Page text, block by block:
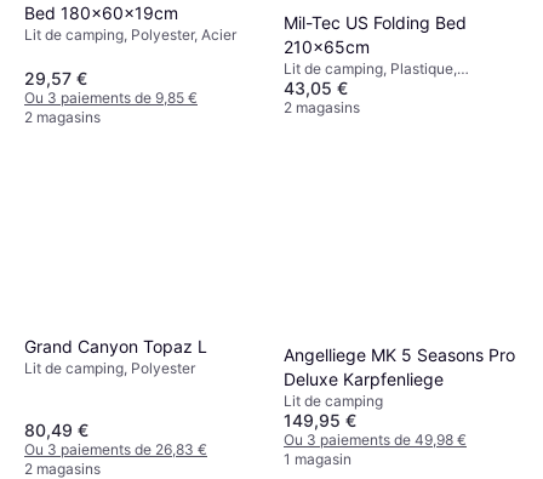
Bed 180x60x19cm
Lit de camping, Polyester, Acier
29,57 €
Ou 3 paiements de 9,85 €
2 magasins
Mil-Tec US Folding Bed
210x65cm
Lit de camping, Plastique,
Aluminium
43,05 €
2 magasins
Grand Canyon Topaz L
Lit de camping, Polyester
80,49 €
Ou 3 paiements de 26,83 €
2 magasins
Angelliege MK 5 Seasons Pro
Deluxe Karpfenliege
Lit de camping
149,95 €
Ou 3 paiements de 49,98 €
1 magasin